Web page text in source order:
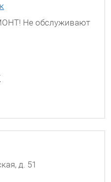
Не обслуживают
д. 51